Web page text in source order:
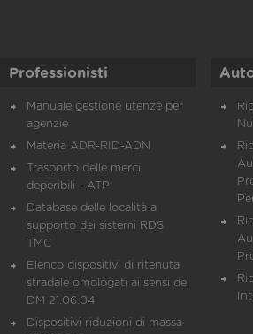
Professionisti
Manuale gestione utenze per
agenzie
Materia ADR-RID-ADN
Trasporto delle merci
deperibili - ATP
Database delle località a
supporto dei sistemi RDS
TMC
Elenco dispositivi di ritenuta
stradale omologati ai sensi del
DM 21.06.04
Dispositivi riduzioni di massa